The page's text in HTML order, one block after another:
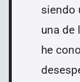
siendo
una de
he